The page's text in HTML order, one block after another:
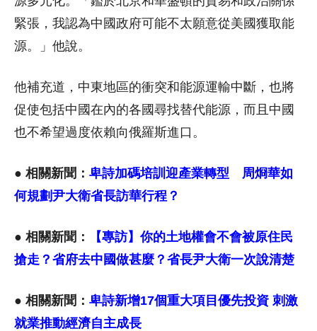
緊張，我認為中國政府可能不太願意從美國獲取能
源。」他說。
他補充道，中東地區的衝突和能源運輸中斷，也將
促使包括中國在內的各國尋找替代能源，而且中國
也不希望過度依賴向俄羅斯進口。
● 相關新聞： 卑詩加碼培訓迎產業轉型 周烱華如
何規劃尹大衛省長訪華行程？
● 相關新聞：
【專訪】你的土地權會不會被原住民
搶走？省府去中國做甚麼？省長尹大衛一次說清楚
● 相關新聞： 卑詩新增17個重大項目優先投資 刺激
就業推動經濟自主成長